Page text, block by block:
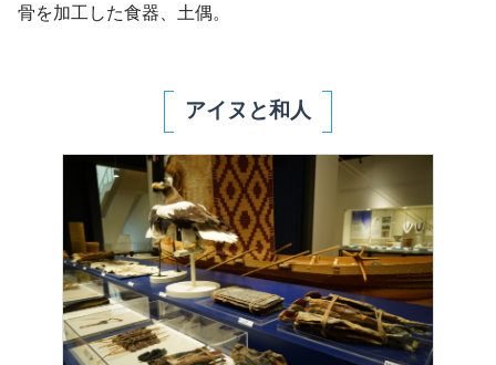
骨を加工した食器、土偶。
アイヌと和人